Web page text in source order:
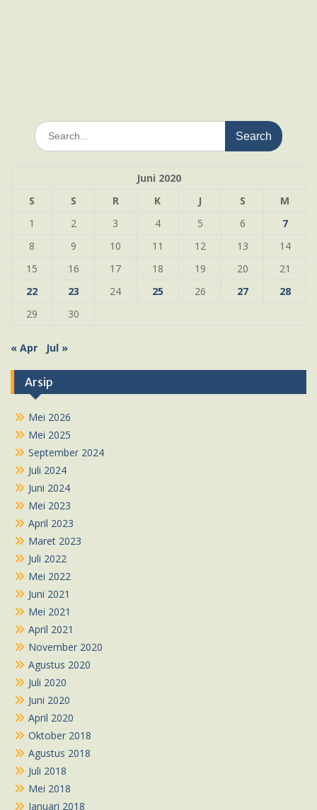
Search
for:
Juni 2020
S
S R K J S
M
1
2 3 4 5 6
7
8
9 10 11 12 13
14
15
16 17 18 19 20
21
22
23 24 25 26 27
28
29
30
« Apr Jul »
Arsip
Mei 2026
Mei 2025
September 2024
Juli 2024
Juni 2024
Mei 2023
April 2023
Maret 2023
Juli 2022
Mei 2022
Juni 2021
Mei 2021
April 2021
November 2020
Agustus 2020
Juli 2020
Juni 2020
April 2020
Oktober 2018
Agustus 2018
Juli 2018
Mei 2018
Januari 2018